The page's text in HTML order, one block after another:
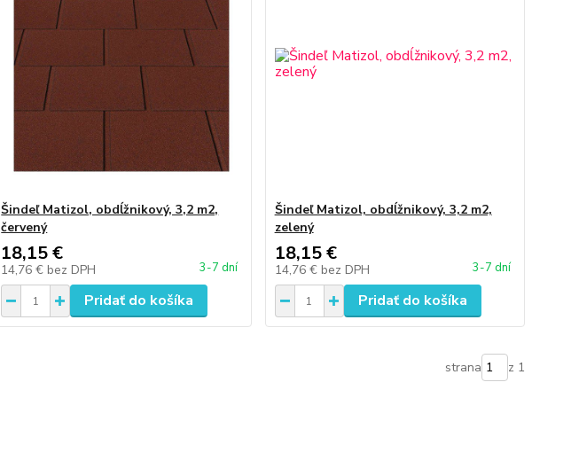
Šindeľ Matizol, obdĺžnikový, 3,2 m2,
červený
18,15 €
14,76 € bez DPH 3-7 dní
Pridať do košíka
Šindeľ Matizol, obdĺžnikový, 3,2 m2,
zelený
18,15 €
14,76 € bez DPH 3-7 dní
Pridať do košíka
strana z 1